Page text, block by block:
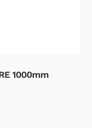
1000mm